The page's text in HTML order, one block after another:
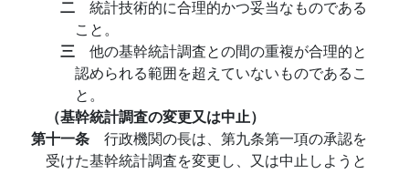
二 統計技術的に合理的かつ妥当なものである
こと。
三 他の基幹統計調査との間の重複が合理的と
認められる範囲を超えていないものであるこ
と。
（基幹統計調査の変更又は中止）
第十一条 行政機関の長は、第九条第一項の承認を
受けた基幹統計調査を変更し、又は中止しようと